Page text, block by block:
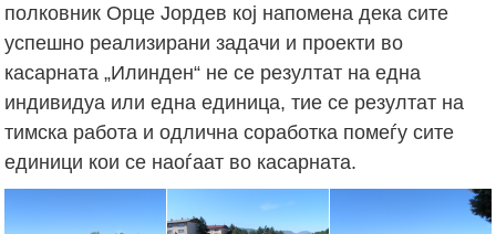
полковник Орце Јордев кој напомена дека сите
успешно реализирани задачи и проекти во
касарната „Илинден“ не се резултат на една
индивидуа или една единица, тие се резултат на
тимска работа и одлична соработка помеѓу сите
единици кои се наоѓаат во касарната.